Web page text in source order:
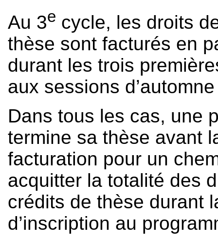
Au 3e cycle, les droits
thèse sont facturés en
durant les trois
aux sessions d’automne
Dans tous les cas, une
termine sa thèse avant
facturation pour un
acquitter la totalité des
crédits de thèse durant
d’inscription au